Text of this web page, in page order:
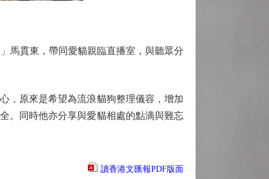
馬貫東，帶同愛貓親臨直播室，與聽眾分
原來是希望為流浪貓狗整理儀容，增加
。同時他亦分享與愛貓相處的點滴與難忘
讀香港文匯報PDF版面